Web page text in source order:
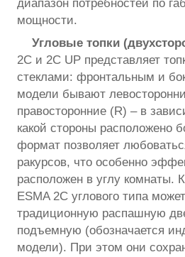
диапазон потребностей по
мощности.
Угловые топки
2C и 2C UP представляет
стеклами: фронтальным и
модели бывают
правосторонние (R) – в
какой стороны расположено
формат позволяет
ракурсов, что особенно
расположен в углу комнаты.
ESMA 2C углового типа
традиционную распашную
подъемную (обозначается
модели). При этом они